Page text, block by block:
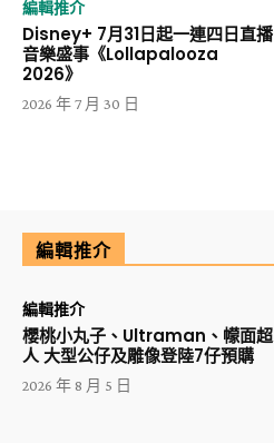
編輯推介
Disney+ 7月31日起一連四日直播
音樂盛事《Lollapalooza
2026》
2026 年 7 月 30 日
編輯推介
編輯推介
櫻桃小丸子、Ultraman、幪面超
人 大型公仔及雕像登陸7仔預購
2026 年 8 月 5 日